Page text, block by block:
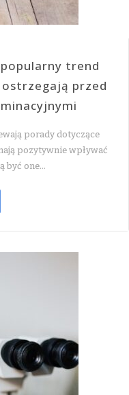
trend
przed
porady dotyczące
pozytywnie wpływać
być one…